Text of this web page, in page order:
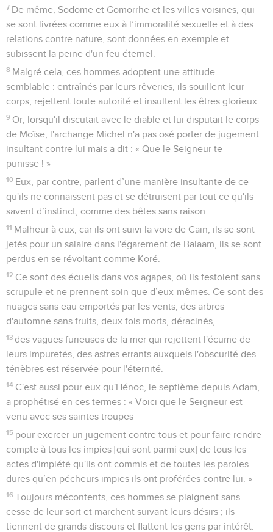
7 De même, Sodome et Gomorrhe et les villes voisines, qui
se sont livrées comme eux à l’immoralité sexuelle et à des
relations contre nature, sont données en exemple et
subissent la peine d'un feu éternel.
8 Malgré cela, ces hommes adoptent une attitude
semblable : entraînés par leurs rêveries, ils souillent leur
corps, rejettent toute autorité et insultent les êtres glorieux.
9 Or, lorsqu'il discutait avec le diable et lui disputait le corps
de Moïse, l'archange Michel n'a pas osé porter de jugement
insultant contre lui mais a dit : « Que le Seigneur te
punisse ! »
10 Eux, par contre, parlent d’une manière insultante de ce
qu'ils ne connaissent pas et se détruisent par tout ce qu'ils
savent d’instinct, comme des bêtes sans raison.
11 Malheur à eux, car ils ont suivi la voie de Caïn, ils se sont
jetés pour un salaire dans l'égarement de Balaam, ils se sont
perdus en se révoltant comme Koré.
12 Ce sont des écueils dans vos agapes, où ils festoient sans
scrupule et ne prennent soin que d’eux-mêmes. Ce sont des
nuages sans eau emportés par les vents, des arbres
d'automne sans fruits, deux fois morts, déracinés,
13 des vagues furieuses de la mer qui rejettent l'écume de
leurs impuretés, des astres errants auxquels l'obscurité des
ténèbres est réservée pour l'éternité.
14 C'est aussi pour eux qu'Hénoc, le septième depuis Adam,
a prophétisé en ces termes : « Voici que le Seigneur est
venu avec ses saintes troupes
15 pour exercer un jugement contre tous et pour faire rendre
compte à tous les impies [qui sont parmi eux] de tous les
actes d'impiété qu'ils ont commis et de toutes les paroles
dures qu’en pécheurs impies ils ont proférées contre lui. »
16 Toujours mécontents, ces hommes se plaignent sans
cesse de leur sort et marchent suivant leurs désirs ; ils
tiennent de grands discours et flattent les gens par intérêt.